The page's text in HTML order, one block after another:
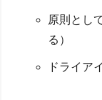
原則とし
る）
ドライア